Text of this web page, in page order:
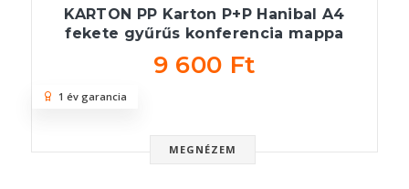
KARTON PP Karton P+P Hanibal A4
fekete gyűrűs konferencia mappa
9 600 Ft
MEGNÉZEM
1 év garancia